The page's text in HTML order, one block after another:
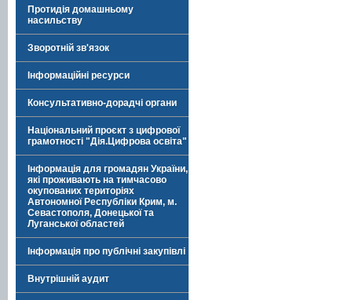
Протидія домашньому
насильству
Зворотній зв'язок
Інформаційні ресурси
Консультативно-дорадчі органи
Національний проєкт з цифрової
грамотності "Дія.Цифрова освіта"
Інформація для громадян України,
які проживають на тимчасово
окупованих територіях
Автономної Республіки Крим, м.
Севастополя, Донецької та
Луганської областей
Інформація про публічні закупівлі
Внутрішній аудит